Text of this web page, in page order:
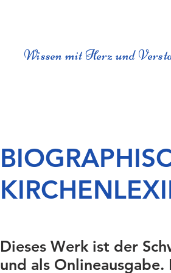
Wissen mit Herz und
Dieses Werk ist der
und als